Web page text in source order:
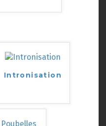
Intronisation